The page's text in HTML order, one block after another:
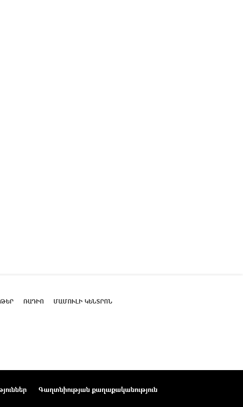
ՌԱԴԻՈ ՄԱՄՈՒԼԻ ԿԵՆՏՐՈՆ
Գաղտնիության քաղաքականություն